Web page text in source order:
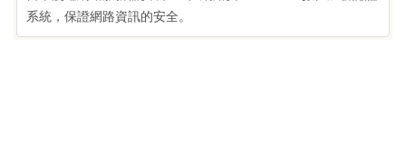
系統，保證網路資訊的安全。